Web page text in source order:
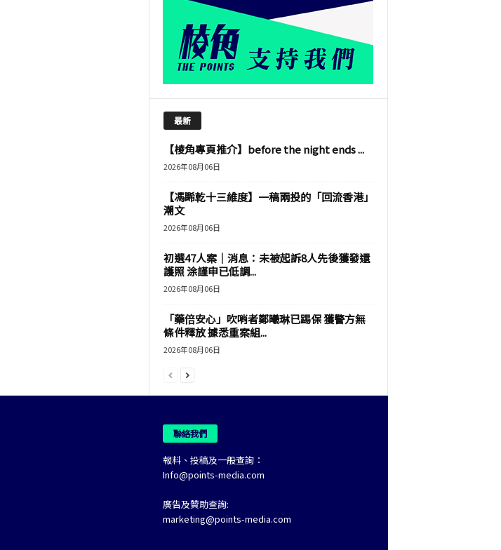
最新
【棱角專頁推介】before the night ends ...
2026年08月06日
【馮睎乾十三維度】一稿兩投的「回流香港」
潮文
2026年08月06日
初選47人案｜消息：未被起訴8人先後獲發還
護照 涂謹申已低調...
2026年08月06日
「藥倍安心」吹哨者鄭曦琳已踢保 獲警方無
條件釋放 據悉重案組...
2026年08月06日
聯絡我們
報料、投稿及一般查詢：
Info@points-media.com
廣告及贊助查詢:
marketing@points-media.com